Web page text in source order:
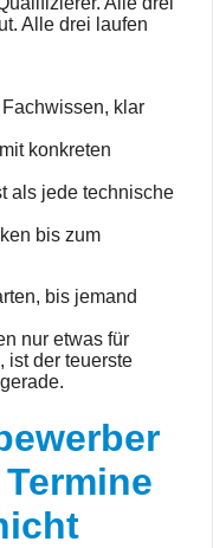
Alle drei laufen
klar
konkreten
als jede technische
bis zum
bis jemand
nur etwas für
ist der teuerste